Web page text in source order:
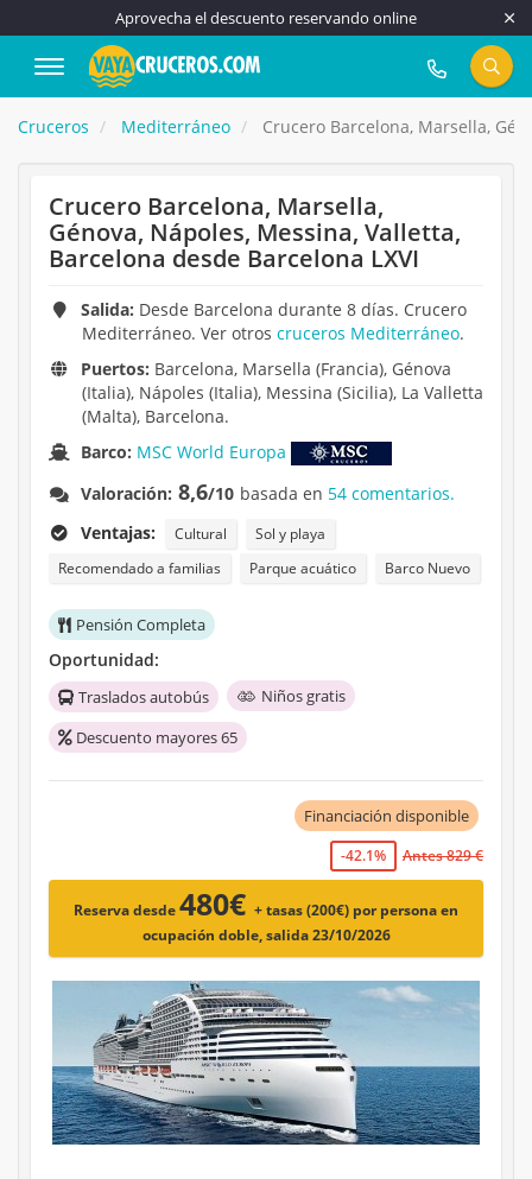
Aprovecha el descuento reservando online
917 815 555
Cruceros Mediterráneo Crucero Barcelona, Marsella,
Crucero Barcelona, Marsella,
Génova, Nápoles, Messina, Valletta,
Barcelona desde Barcelona LXVI
Salida: Desde Barcelona durante 8 días. Crucero
Mediterráneo. Ver otros cruceros Mediterráneo.
Puertos: Barcelona, Marsella (Francia), Génova
(Italia), Nápoles (Italia), Messina (Sicilia), La Valletta
(Malta), Barcelona.
Barco: MSC World Europa
Valoración: 8,6/10 basada en 54 comentarios.
Ventajas:
Cultural
Sol y playa
Recomendado a familias
Parque acuático Barco Nuevo
Pensión Completa
Oportunidad:
Traslados autobús
Niños gratis
Descuento mayores 65
Financiación disponible
-42.1% Antes 829 €
Reserva desde480€ + tasas (200€) por persona en
ocupación doble, salida 23/10/2026